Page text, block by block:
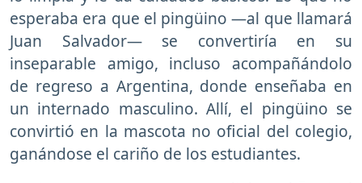
esperaba era que el pingüino —al que llamará
Juan Salvador— se convertiría en su
inseparable amigo, incluso acompañándolo
de regreso a Argentina, donde enseñaba en
un internado masculino. Allí, el pingüino se
convirtió en la mascota no oficial del colegio,
ganándose el cariño de los estudiantes.